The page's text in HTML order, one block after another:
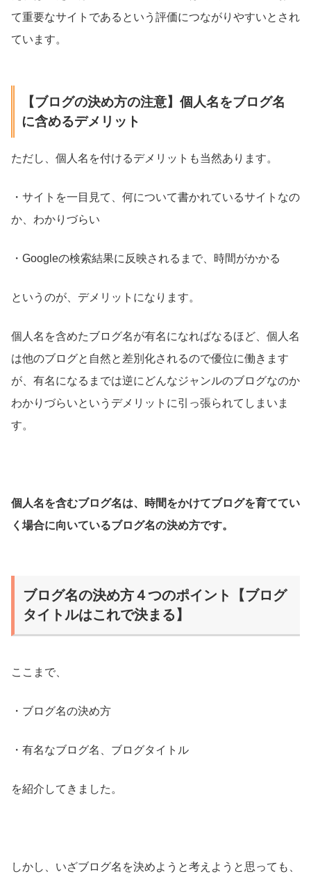
て重要なサイトであるという評価につながりやすいとされ
ています。
【ブログの決め方の注意】個人名をブログ名
に含めるデメリット
ただし、個人名を付けるデメリットも当然あります。
・サイトを一目見て、何について書かれているサイトなの
か、わかりづらい
・Googleの検索結果に反映されるまで、時間がかかる
というのが、デメリットになります。
個人名を含めたブログ名が有名になればなるほど、個人名
は他のブログと自然と差別化されるので優位に働きます
が、有名になるまでは逆にどんなジャンルのブログなのか
わかりづらいというデメリットに引っ張られてしまいま
す。
個人名を含むブログ名は、時間をかけてブログを育ててい
く場合に向いているブログ名の決め方です。
ブログ名の決め方４つのポイント【ブログ
タイトルはこれで決まる】
ここまで、
・ブログ名の決め方
・有名なブログ名、ブログタイトル
を紹介してきました。
しかし、いざブログ名を決めようと考えようと思っても、